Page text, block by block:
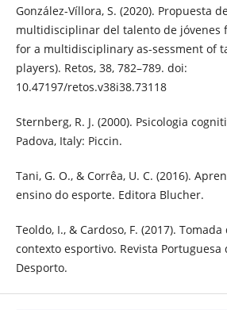
González-Víllora, S. (2020). Propuesta
multidisciplinar del talento de jóvenes
for a multidisciplinary as-sessment of
players). Retos, 38, 782–789. doi:
10.47197/retos.v38i38.73118
Sternberg, R. J. (2000). Psicologia
Padova, Italy: Piccin.
Tani, G. O., & Corrêa, U. C. (2016).
ensino do esporte. Editora Blucher.
Teoldo, I., & Cardoso, F. (2017).
contexto esportivo. Revista Portuguesa
Desporto.